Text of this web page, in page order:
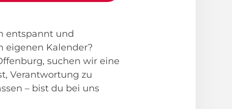
entspannt und
eigenen Kalender?
suchen wir eine
Verantwortung zu
– bist du bei uns